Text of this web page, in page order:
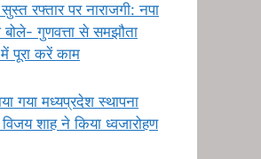
रफ्तार पर नाराजगी: नपा
बोले- गुणवत्ता से समझौता
पूरा करें काम
गया मध्यप्रदेश स्थापना
शाह ने किया ध्वजारोहण